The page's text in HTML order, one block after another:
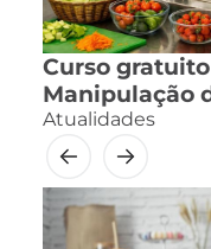
Curso
Manipulação
Atualidades